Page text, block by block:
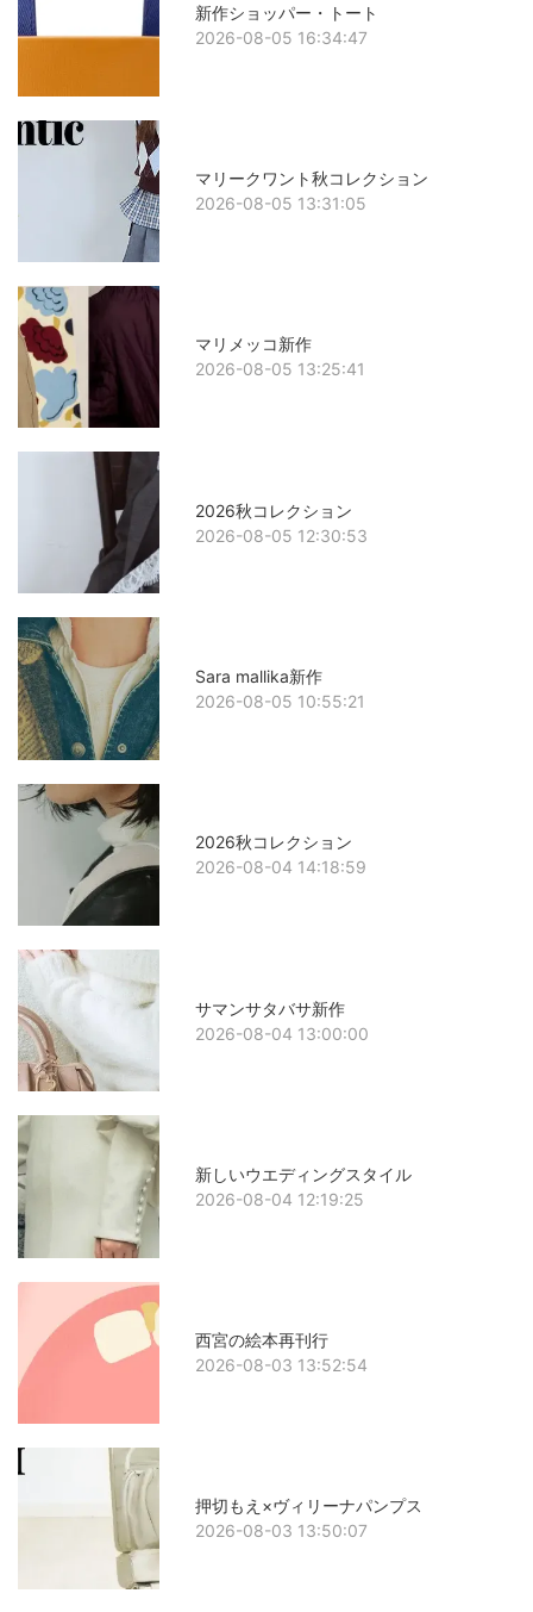
新作ショッパー・トート
2026-08-05 16:34:47
マリークワント秋コレクション
2026-08-05 13:31:05
マリメッコ新作
2026-08-05 13:25:41
2026秋コレクション
2026-08-05 12:30:53
Sara mallika新作
2026-08-05 10:55:21
2026秋コレクション
2026-08-04 14:18:59
サマンサタバサ新作
2026-08-04 13:00:00
新しいウエディングスタイル
2026-08-04 12:19:25
西宮の絵本再刊行
2026-08-03 13:52:54
押切もえ×ヴィリーナパンプス
2026-08-03 13:50:07